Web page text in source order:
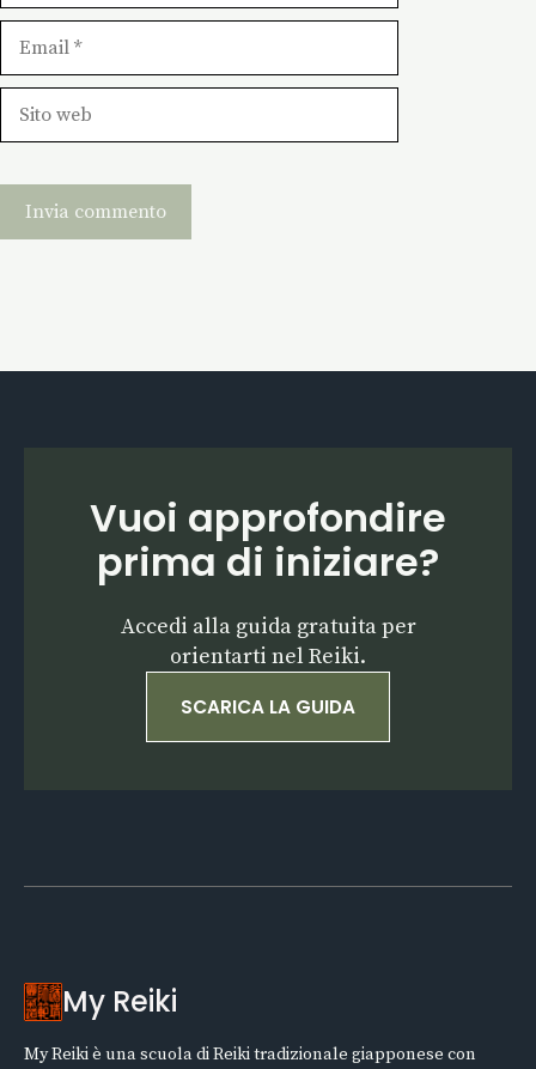
Vuoi approfondire
prima di iniziare?
Accedi alla guida gratuita per
orientarti nel Reiki.
SCARICA LA GUIDA
My Reiki
My Reiki è una scuola di Reiki tradizionale giapponese con